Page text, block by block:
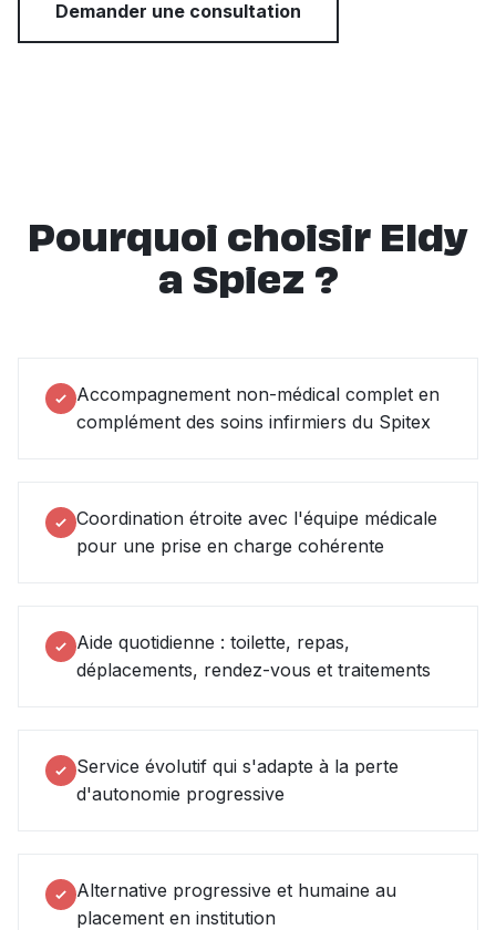
Demander une consultation
Pourquoi choisir Eldy
a Spiez ?
Accompagnement non-médical complet en
complément des soins infirmiers du Spitex
Coordination étroite avec l'équipe médicale
pour une prise en charge cohérente
Aide quotidienne : toilette, repas,
déplacements, rendez-vous et traitements
Service évolutif qui s'adapte à la perte
d'autonomie progressive
Alternative progressive et humaine au
placement en institution